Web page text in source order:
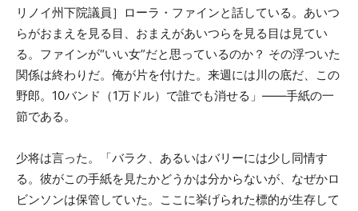
リノイ州下院議員］ローラ・ファインと話している。あいつ
らがおまえを見る目、おまえがあいつらを見る目は見てい
る。ファインが“いい女”だと思っているのか？ その浮ついた
関係は終わりだ。俺が片を付けた。来週には川の底だ、この
野郎。10バンド（1万ドル）で誰でも消せる」――手紙の一
節である。
少将は言った。「バラク、あるいはバリーには少し同情す
る。彼がこの手紙を見たかどうかは分からないが、なぜかロ
ビンソンは保管していた。ここに挙げられた標的が生存して